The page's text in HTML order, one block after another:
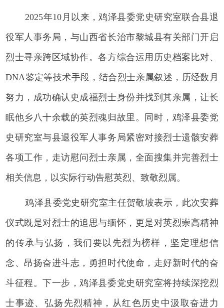
2025年10月以来，鸡泽县委党史研究室联合县退
役军人事务局，与山西省长治市黎城县有关部门开启
烈士寻亲跨区域协作。各方综合运用历史档案比对、
DNA鉴定等技术手段，结合烈士亲属叙述，历经数月
努力，成功确认史成福烈士身份并找到其亲属，让长
眠他乡八十余载的英烈魂归故里。同时，鸡泽县委党
史研究室与县退役军人事务局紧密对接烈士遗骸安葬
各项工作，走访慰问烈士亲属，全面搜集并完善烈士
相关信息，以实际行动告慰英烈、致敬烈属。
鸡泽县委党史研究室主任贺敬坡表示，此次安葬
仪式既是对烈士的追思与缅怀，更是对英烈崇高精神
的传承与弘扬，我们要以先烈为榜样，坚定理想信
念、昂扬奋进斗志，勇担时代使命，走好新时代的奋
斗征程。下一步，鸡泽县委党史研究室将持续深挖烈
士事迹、弘扬先烈精神，从红色历史中汲取奋进力